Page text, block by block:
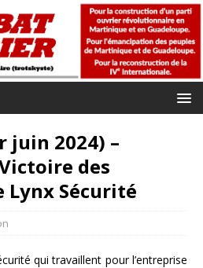
juin 2024) –
des
Sécurité
qui travaillent pour l’entreprise